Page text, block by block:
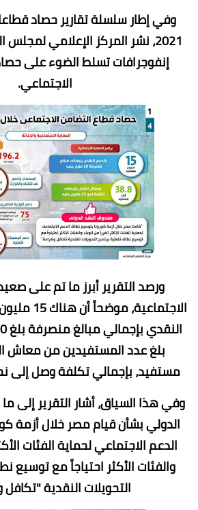
وفي إطار سلسلة تقارير حصاد
2021، نشر المركز الإعلامي
إنفوجرافات تسلط الضوء على
الاجتماعي.
ورصد التقرير أبرز ما تم على
مستفيد، بإجمالي تكلفة وصل إلى نحو 32 مليون
وفي هذا السياق، أشار التقرير إلى
الدولي بشأن قيام مصر خلال أزمة
الدعم الاجتماعي لحماية الفئات
والفئات الأكثر احتياجاً مع توسيع
التحويلات النقدية